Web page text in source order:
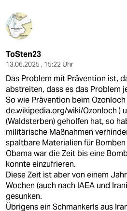
ToSten23
13.06.2025 , 15:22 Uhr
Das Problem mit Prävention ist,
abstreiten, dass es das Problem
So wie Prävention beim
de.wikipedia.org/wiki/Ozonloch )
(Waldsterben) geholfen hat, so
militärische Maßnahmen
spaltbare Materialien für Bomben
Obama war die Zeit bis eine
konnte einzufrieren.
Diese Zeit ist aber von einem
Wochen (auch nach IAEA und
gesunken.
Übrigens ein Schmankerls aus